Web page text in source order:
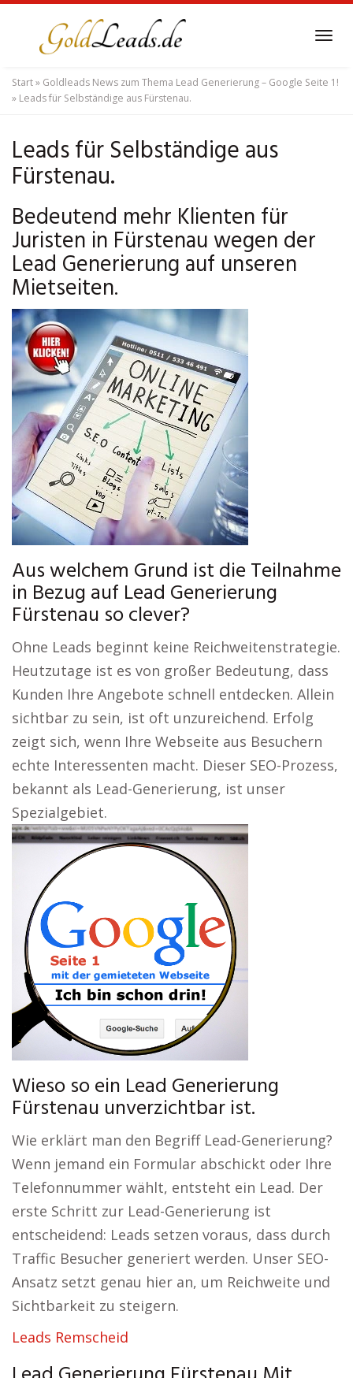
content
Start» Goldleads News zum Thema Lead Generierung – Google Seite 1!
» Leads für Selbständige aus Fürstenau.
Leads für Selbständige aus
Fürstenau.
Bedeutend mehr Klienten für
Juristen in Fürstenau wegen der
Lead Generierung auf unseren
Mietseiten.
Aus welchem Grund ist die Teilnahme
in Bezug auf Lead Generierung
Fürstenau so clever?
Ohne Leads beginnt keine Reichweitenstrategie.
Heutzutage ist es von großer Bedeutung, dass
Kunden Ihre Angebote schnell entdecken. Allein
sichtbar zu sein, ist oft unzureichend. Erfolg
zeigt sich, wenn Ihre Webseite aus Besuchern
echte Interessenten macht. Dieser SEO-Prozess,
bekannt als Lead-Generierung, ist unser
Spezialgebiet.
Wieso so ein Lead Generierung
Fürstenau unverzichtbar ist.
Wie erklärt man den Begriff Lead-Generierung?
Wenn jemand ein Formular abschickt oder Ihre
Telefonnummer wählt, entsteht ein Lead. Der
erste Schritt zur Lead-Generierung ist
entscheidend: Leads setzen voraus, dass durch
Traffic Besucher generiert werden. Unser SEO-
Ansatz setzt genau hier an, um Reichweite und
Sichtbarkeit zu steigern.
Leads Remscheid